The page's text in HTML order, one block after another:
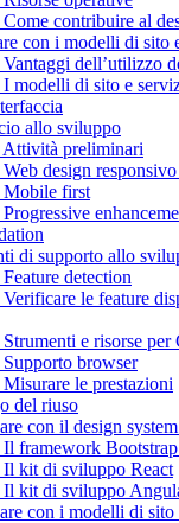
contribuire al
con i modelli di sito
dell’utilizzo
I modelli di sito e
allo sviluppo
Attività preliminari
design
Mobile first
di supporto allo
detection
le feature
e risorse per
browser
le prestazioni
del riuso
con il design
Il framework
Il kit di sviluppo React
Il kit di sviluppo
con i modelli di sito